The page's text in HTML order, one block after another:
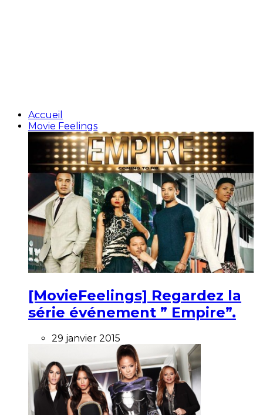
Accueil
Movie Feelings
[MovieFeelings] Regardez la
série événement ” Empire”.
29 janvier 2015